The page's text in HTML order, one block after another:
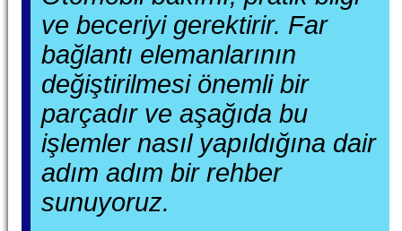
ve beceriyi gerektirir. Far
bağlantı elemanlarının
değiştirilmesi önemli bir
parçadır ve aşağıda bu
işlemler nasıl yapıldığına dair
adım adım bir rehber
sunuyoruz.